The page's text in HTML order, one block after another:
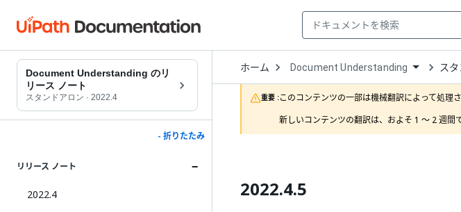
Document Understanding のリ
リース ノート
スタンドアロン · 2022.4
- 折りたたみ
リリース ノート
2022.4
ホーム Open
Dropdown
to
choose
product
Document Understanding ス
重要 :このコンテンツの一部は機械翻訳によって処理
新しいコンテンツの翻訳は、およそ 1 ～ 2 週間
2022.4.5